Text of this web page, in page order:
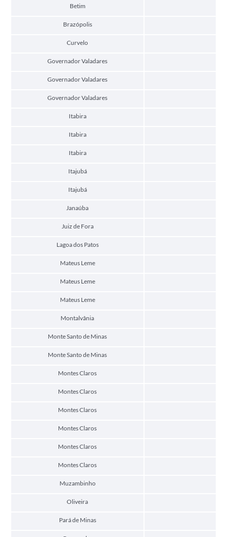
Betim
Brazópolis
Curvelo
Governador Valadares
Governador Valadares
Governador Valadares
Itabira
Itabira
Itabira
Itajubá
Itajubá
Janaúba
Juiz de Fora
Lagoa dos Patos
Mateus Leme
Mateus Leme
Mateus Leme
Montalvânia
Monte Santo de Minas
Monte Santo de Minas
Montes Claros
Montes Claros
Montes Claros
Montes Claros
Montes Claros
Montes Claros
Muzambinho
Oliveira
Pará de Minas